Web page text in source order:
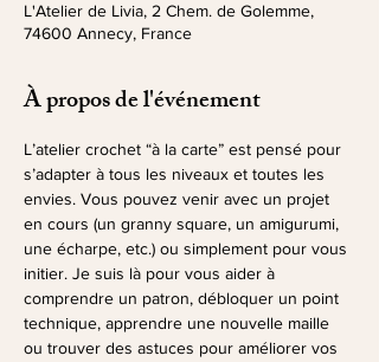
L'Atelier de Livia, 2 Chem. de Golemme,
74600 Annecy, France
À propos de l'événement
L’atelier crochet “à la carte” est pensé pour
s’adapter à tous les niveaux et toutes les
envies. Vous pouvez venir avec un projet
en cours (un granny square, un amigurumi,
une écharpe, etc.) ou simplement pour vous
initier. Je suis là pour vous aider à
comprendre un patron, débloquer un point
technique, apprendre une nouvelle maille
ou trouver des astuces pour améliorer vos